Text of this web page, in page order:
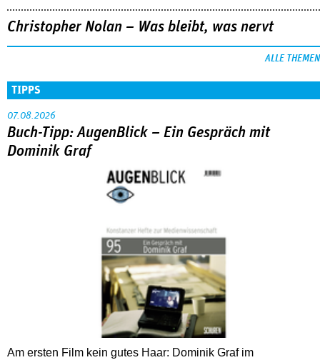
Christopher Nolan – Was bleibt, was nervt
ALLE THEMEN
TIPPS
07.08.2026
Buch-Tipp: AugenBlick – Ein Gespräch mit
Dominik Graf
Am ersten Film kein gutes Haar: Dominik Graf im